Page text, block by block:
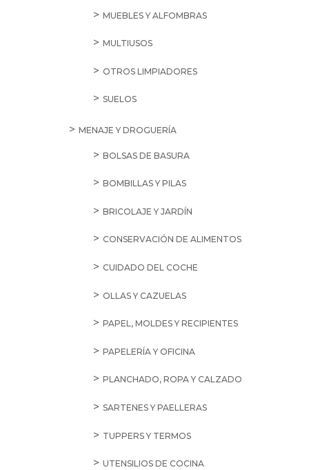
MUEBLES Y ALFOMBRAS
MULTIUSOS
OTROS LIMPIADORES
SUELOS
MENAJE Y DROGUERÍA
BOLSAS DE BASURA
BOMBILLAS Y PILAS
BRICOLAJE Y JARDÍN
CONSERVACIÓN DE ALIMENTOS
CUIDADO DEL COCHE
OLLAS Y CAZUELAS
PAPEL, MOLDES Y RECIPIENTES
PAPELERÍA Y OFICINA
PLANCHADO, ROPA Y CALZADO
SARTENES Y PAELLERAS
TUPPERS Y TERMOS
UTENSILIOS DE COCINA